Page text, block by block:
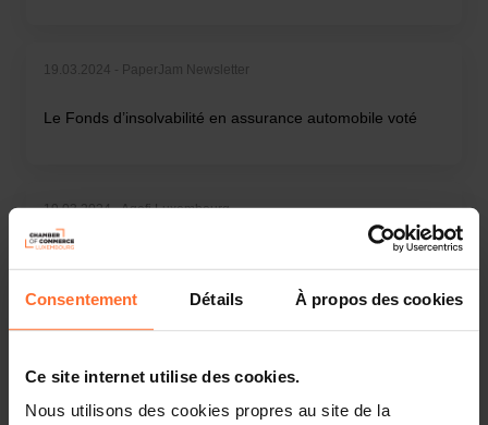
Consentement Détails À propos des cookies
Ce site internet utilise des cookies.
Nous utilisons des cookies propres au site de la
19.03.2024 - PaperJam Newsletter
Le Fonds d’insolvabilité en assurance automobile voté
19.03.2024 - Agefi Luxembourg
opportunities (Luxembourg Chamber of Commerce)